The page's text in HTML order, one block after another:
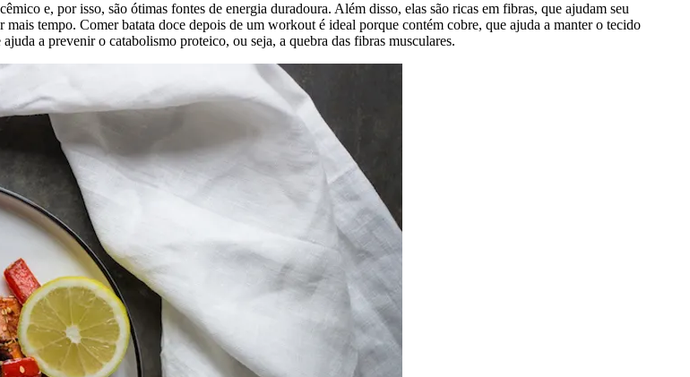
e, por isso, são ótimas fontes de energia duradoura. Além disso, elas são ricas em fibras, que ajudam seu
tempo. Comer batata doce depois de um workout é ideal porque contém cobre, que ajuda a manter o tecido
a prevenir o catabolismo proteico, ou seja, a quebra das fibras musculares.